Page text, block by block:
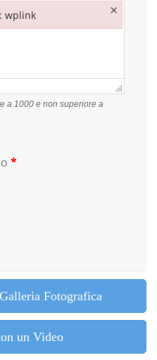
a 1000 e non superiore a
*
Fotografica
un Video
wplink ×